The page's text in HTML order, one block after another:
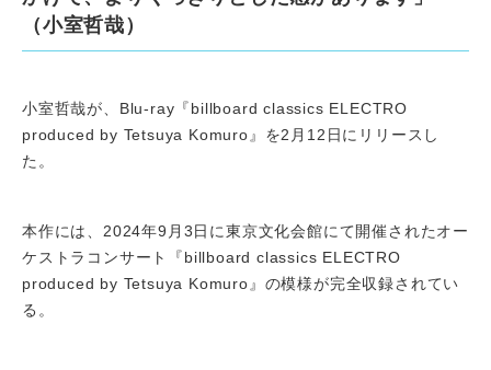
（小室哲哉）
小室哲哉が、Blu-ray『billboard classics ELECTRO
produced by Tetsuya Komuro』を2月12日にリリースし
た。
本作には、2024年9月3日に東京文化会館にて開催されたオー
ケストラコンサート『billboard classics ELECTRO
produced by Tetsuya Komuro』の模様が完全収録されてい
る。